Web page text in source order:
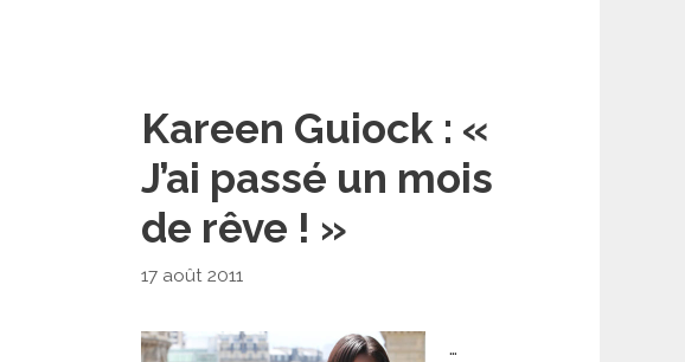
Kareen Guiock : «
J’ai passé un mois
de rêve ! »
17 août 2011
…